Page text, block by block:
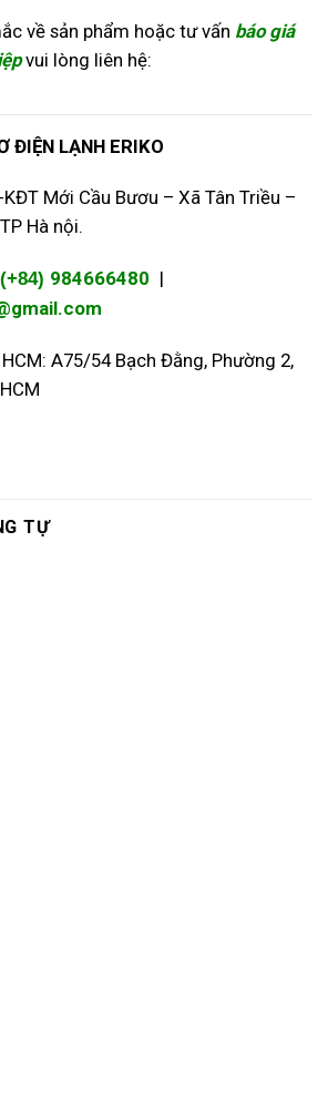
về sản phẩm hoặc tư vấn báo giá
vui lòng liên hệ:
ĐIỆN LẠNH ERIKO
Mới Cầu Bươu – Xã Tân Triều –
Hà nội.
(+84) 984666480 |
A75/54 Bạch Đằng, Phường 2,
TỰ